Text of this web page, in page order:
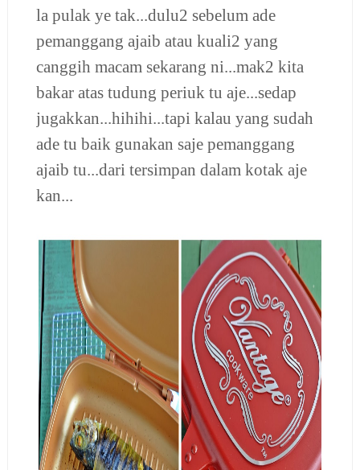
la pulak ye tak...dulu2 sebelum ade
pemanggang ajaib atau kuali2 yang
canggih macam sekarang ni...mak2 kita
bakar atas tudung periuk tu aje...sedap
jugakkan...hihihi...tapi kalau yang sudah
ade tu baik gunakan saje pemanggang
ajaib tu...dari tersimpan dalam kotak aje
kan...